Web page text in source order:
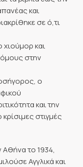
και
σε ό,τι
χιούμορ και
στην
ο
και την
στιγμές
Αθήνα το 1934,
Αγγλικά και